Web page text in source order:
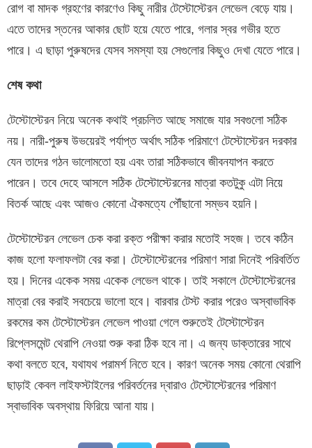
রোগ বা মাদক গ্রহণের কারণেও কিছু নারীর টেস্টোস্টেরন লেভেল বেড়ে যায়।
এতে তাদের স্তনের আকার ছোট হয়ে যেতে পারে, গলার স্বর গভীর হতে
পারে। এ ছাড়া পুরুষদের যেসব সমস্যা হয় সেগুলোর কিছুও দেখা যেতে পারে।
শেষ কথা
টেস্টোস্টেরন নিয়ে অনেক কথাই প্রচলিত আছে সমাজে যার সবগুলো সঠিক
নয়। নারী-পুরুষ উভয়ের‍ই পর্যাপ্ত অর্থাৎ সঠিক পরিমাণে টেস্টোস্টেরন দরকার
যেন তাদের গঠন ভালোমতো হয় এবং তারা সঠিকভাবে জীবনযাপন করতে
পারেন। তবে দেহে আসলে সঠিক টেস্টোস্টেরনের মাত্রা কতটুকু এটা নিয়ে
বিতর্ক আছে এবং আজও কোনো ঐকমত্যে পৌঁছানো সম্ভব হয়নি।
টেস্টোস্টেরন লেভেল চেক করা রক্ত পরীক্ষা করার মতোই সহজ। তবে কঠিন
কাজ হলো ফলাফলটা বের করা। টেস্টোস্টেরনের পরিমাণ সারা দিনেই পরিবর্তিত
হয়। দিনের একেক সময় একেক লেভেল থাকে। তাই সকালে টেস্টোস্টেরনের
মাত্রা বের করাই সবচেয়ে ভালো হবে। বারবার টেস্ট করার পরেও অস্বাভাবিক
রকমের কম টেস্টোস্টেরন লেভেল পাওয়া গেলে শুরুতেই টেস্টোস্টেরন
রিপ্লেসমেন্ট থেরাপি নেওয়া শুরু করা ঠিক হবে না। এ জন্য ডাক্তারের সাথে
কথা বলতে হবে, যথাযথ পরামর্শ নিতে হবে। কারণ অনেক সময় কোনো থেরাপি
ছাড়াই কেবল লাইফস্টাইলের পরিবর্তনের দ্বারাও টেস্টোস্টেরনের পরিমাণ
স্বাভাবিক অবস্থায় ফিরিয়ে আনা যায়।